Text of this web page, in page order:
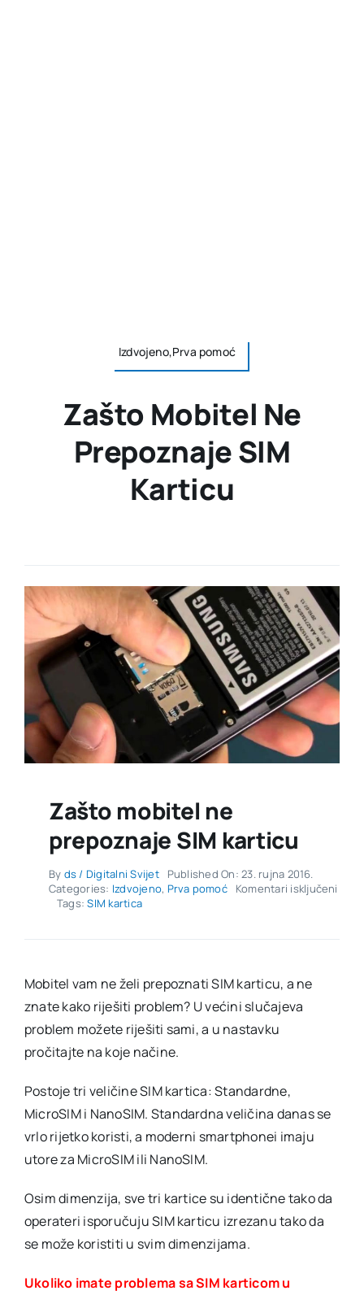
Izdvojeno,Prva pomoć
Zašto Mobitel Ne
Prepoznaje SIM
Karticu
Zašto mobitel ne
prepoznaje SIM karticu
By ds / Digitalni Svijet
Published On: 23. rujna 2016.
Categories: Izdvojeno, Prva pomoć Komentari isključeni
Tags:SIM kartica
Mobitel vam ne želi prepoznati SIM karticu, a ne
znate kako riješiti problem? U većini slučajeva
problem možete riješiti sami, a u nastavku
pročitajte na koje načine.
Postoje tri veličine SIM kartica: Standardne,
MicroSIM i NanoSIM. Standardna veličina danas se
vrlo rijetko koristi, a moderni smartphonei imaju
utore za MicroSIM ili NanoSIM.
Osim dimenzija, sve tri kartice su identične tako da
operateri isporučuju SIM karticu izrezanu tako da
se može koristiti u svim dimenzijama.
Ukoliko imate problema sa SIM karticom u